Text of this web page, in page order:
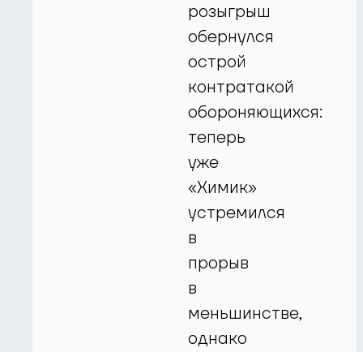
розыгрыш
обернулся
острой
контратакой
обороняющихся:
теперь
уже
«Химик»
устремился
в
прорыв
в
меньшинстве,
однако